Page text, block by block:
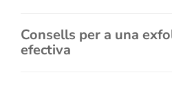
Consells per a una
efectiva